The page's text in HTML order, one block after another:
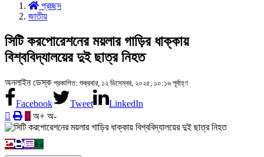
প্রচ্ছদ
জাতীয়
সিটি করপোরেশনের ময়লার গাড়ির ধাক্কায়
বিশ্ববিদ্যালয়ের দুই ছাত্র নিহত
অনলাইন ডেস্ক প্রকাশিত: শুক্রবার, ১২ ডিসেম্বর, ২০২৫, ১০:১৬ পূর্বাহ্ণ
Facebook Tweet
LinkedIn
অ+ অ-
৪২